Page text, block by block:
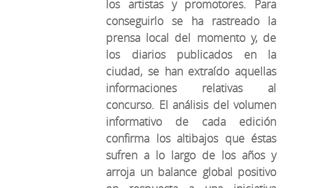
los artistas y promotores. Para
conseguirlo se ha rastreado la
prensa local del momento y, de
los diarios publicados en la
ciudad, se han extraído aquellas
informaciones relativas al
concurso. El análisis del volumen
informativo de cada edición
confirma los altibajos que éstas
sufren a lo largo de los años y
arroja un balance global positivo